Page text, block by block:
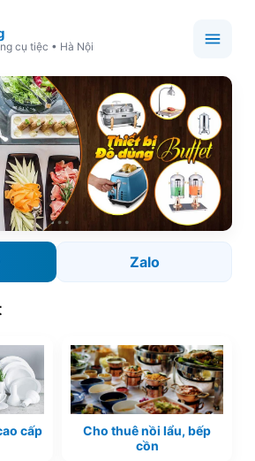
cụ tiệc • Hà Nội
Zalo
cấp
Cho thuê nồi lẩu, bếp
cồn